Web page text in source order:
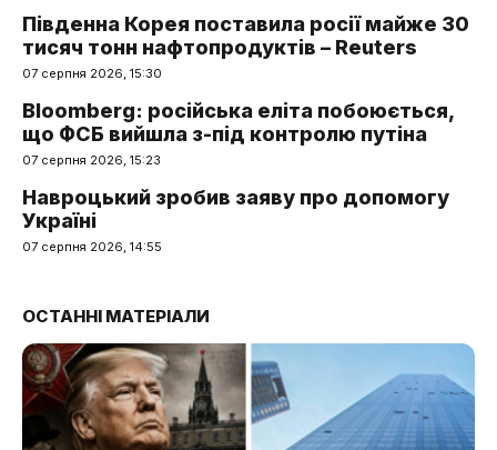
Південна Корея поставила росії майже 30
тисяч тонн нафтопродуктів – Reuters
07 серпня 2026, 15:30
Bloomberg: російська еліта побоюється,
що ФСБ вийшла з-під контролю путіна
07 серпня 2026, 15:23
Навроцький зробив заяву про допомогу
Україні
07 серпня 2026, 14:55
ОСТАННІ МАТЕРІАЛИ